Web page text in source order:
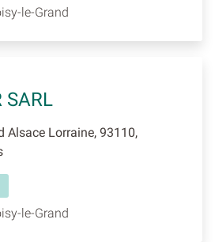
le-Grand
SARL
Alsace Lorraine, 93110,
le-Grand